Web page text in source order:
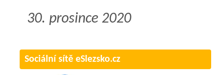
30. prosince 2020
Sociální sítě eSlezsko.cz